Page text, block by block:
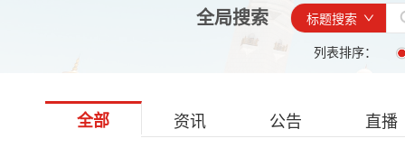
全局搜索
标题搜索
列表排序：
全部 资讯 公告 直播